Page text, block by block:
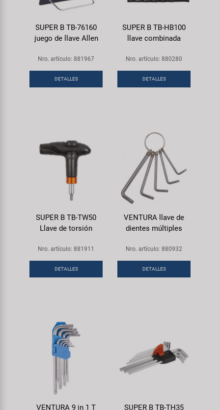
SUPER B TB-76160
juego de llave Allen
Nro. artículo: 881967
DETALLES
SUPER B TB-HB100
llave combinada
Nro. artículo: 880280
DETALLES
SUPER B TB-TW50
Llave de torsión
Nro. artículo: 881911
DETALLES
VENTURA llave de
dientes múltiples
Nro. artículo: 880932
DETALLES
VENTURA 9 in 1 T
SUPER B TB-TH35